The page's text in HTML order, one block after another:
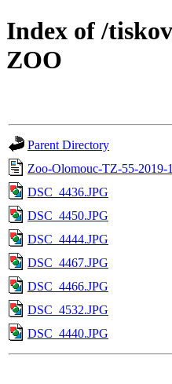
Index of /
ZOO
Parent Directory
Zoo-Olomouc-TZ-55-
DSC_4436.JPG
DSC_4450.JPG
DSC_4444.JPG
DSC_4467.JPG
DSC_4466.JPG
DSC_4532.JPG
DSC_4440.JPG